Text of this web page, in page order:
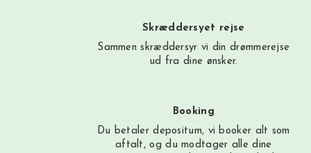
Skræddersyet rejse
Sammen skræddersyr vi din drømmerejse
ud fra dine ønsker.
Booking
Du betaler depositum, vi booker alt som
aftalt, og du modtager alle dine